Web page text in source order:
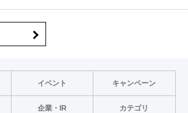
イベント キャンペーン
企業・IR カテゴリ